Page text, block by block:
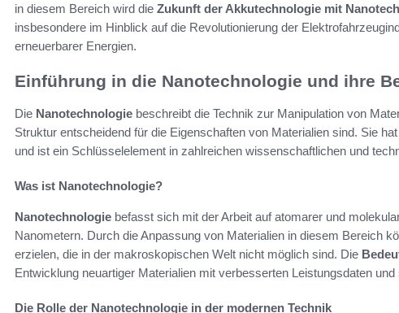
in diesem Bereich wird die Zukunft der Akkutechnologie mit
insbesondere im Hinblick auf die Revolutionierung der
erneuerbarer Energien.
Einführung in die Nanotechnologie und ihre
Die Nanotechnologie beschreibt die Technik zur Manipulation von
Struktur entscheidend für die Eigenschaften von Materialien sind. Sie
und ist ein Schlüsselelement in zahlreichen wissenschaftlichen und
Was ist Nanotechnologie?
Nanotechnologie befasst sich mit der Arbeit auf atomarer und
Nanometern. Durch die Anpassung von Materialien in diesem Bereich
erzielen, die in der makroskopischen Welt nicht möglich sind. Die
Entwicklung neuartiger Materialien mit verbesserten Leistungsdaten
Die Rolle der Nanotechnologie in der modernen Technik